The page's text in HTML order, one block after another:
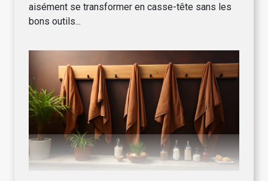
aisément se transformer en casse-tête sans les
bons outils...